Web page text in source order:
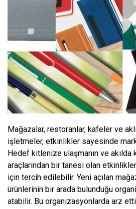
Mağazalar, restoranlar, kafeler ve
işletmeler, etkinlikler sayesinde
Hedef kitlenize ulaşmanın ve akılda
araçlarından bir tanesi olan
için tercih edilebilir. Yeni açılan
ürünlerinin bir arada bulunduğu
atabilir. Bu organizasyonlarda arz